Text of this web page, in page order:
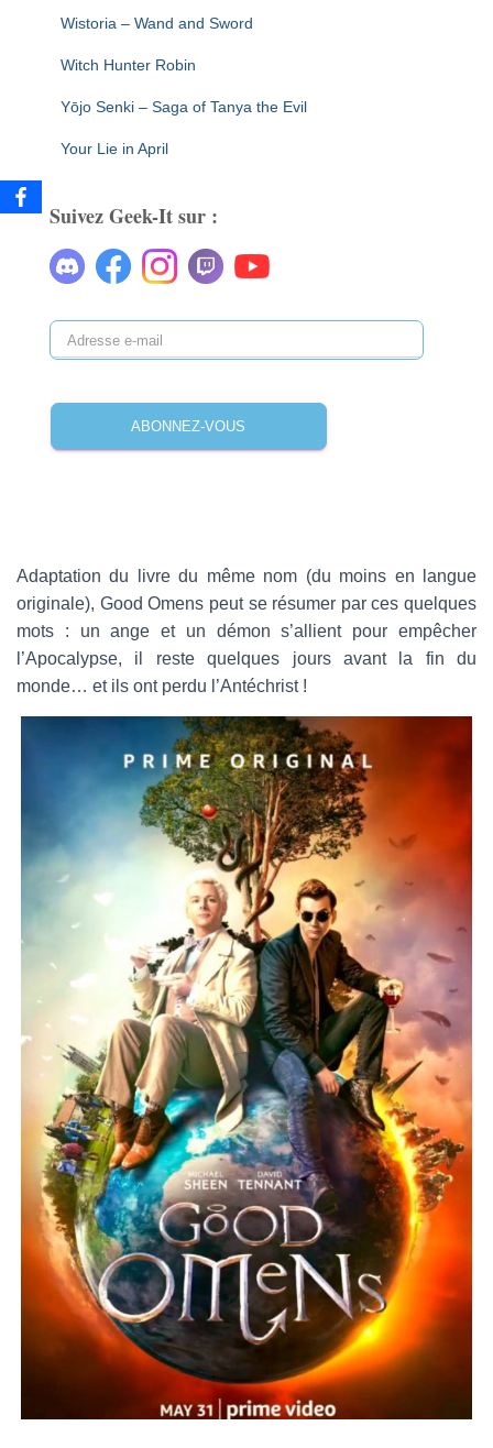
Wistoria – Wand and Sword
Witch Hunter Robin
Yōjo Senki – Saga of Tanya the Evil
Your Lie in April
Suivez Geek-It sur :
A
d
e
s
a
i
ABONNEZ-VOUS
Adaptation du livre du même nom (du moins en langue
originale), Good Omens peut se résumer par ces quelques
mots : un ange et un démon s’allient pour empêcher
l’Apocalypse, il reste quelques jours avant la fin du
monde… et ils ont perdu l’Antéchrist !